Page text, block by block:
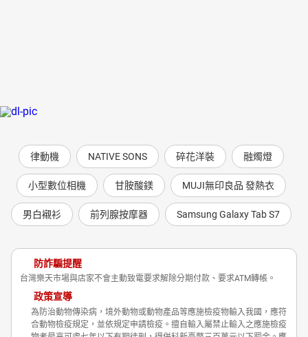
律動機 NATIVE SONS 碎花洋裝 融燭燈
小型數位相機 甘胺酸鎂 MUJI無印良品 發熱衣
男白襯衫 前列腺按摩器 Samsung Galaxy Tab S7
防詐騙提醒
台灣樂天市場與店家不會主動致電要求解除分期付款、要求ATM轉帳。
政策宣導
為防治動物傳染病，境外動物或動物產品等應施檢疫物輸入我國，應符
合動物檢疫規定，並依規定申請檢疫。擅自輸入屬禁止輸入之應施檢疫